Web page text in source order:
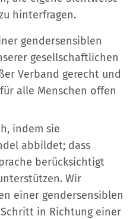
hinterfragen.
gendersensiblen
gesellschaftlichen
Verband gerecht und
alle Menschen offen
indem sie
abbildet; dass
berücksichtigt
Wir
einer gendersensiblen
in Richtung einer